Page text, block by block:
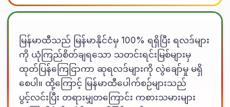
မြန်မာထီသည် မြန်မာနိုင်ငံမှ 100% ရရှိပြီး ရလဒ်များ
ကို ယုံကြည်စိတ်ချရသော သတင်းရင်းမြစ်များမှ
ထုတ်ပြန်ကြေငြာကာ ဆုရလဒ်များကို လွဲချော်မှု မရှိ
စေပါ။ ထို့ကြောင့် မြန်မာထီပေါက်စဉ်များသည်
ပွင့်လင်းပြီး တရားမျှတကြောင်း ကစားသမားများ